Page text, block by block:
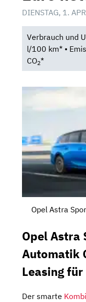
DIENSTAG, 1.
Verbrauch und
l/100 km* •
CO2*
Opel Astra
Opel Astra
Automatik
Leasing
Der smarte Kombi